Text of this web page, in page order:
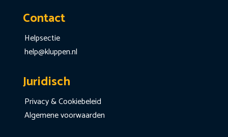
Contact
Helpsectie
help@kluppen.nl
Juridisch
Privacy & Cookiebeleid
Algemene voorwaarden